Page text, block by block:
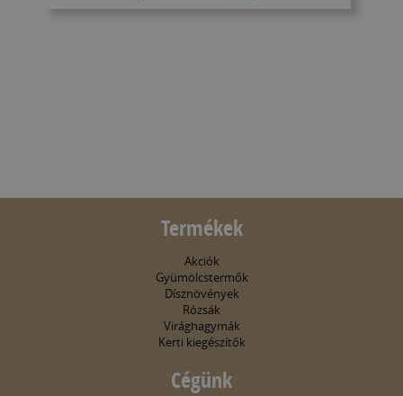
Termékek
Akciók
Gyümölcstermők
Dísznövények
Rózsák
Virághagymák
Kerti kiegészítők
Cégünk